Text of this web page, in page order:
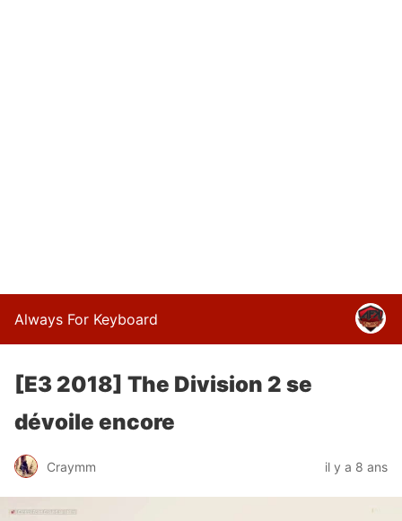
Always For Keyboard
[E3 2018] The Division 2 se
dévoile encore
Craymm il y a 8 ans